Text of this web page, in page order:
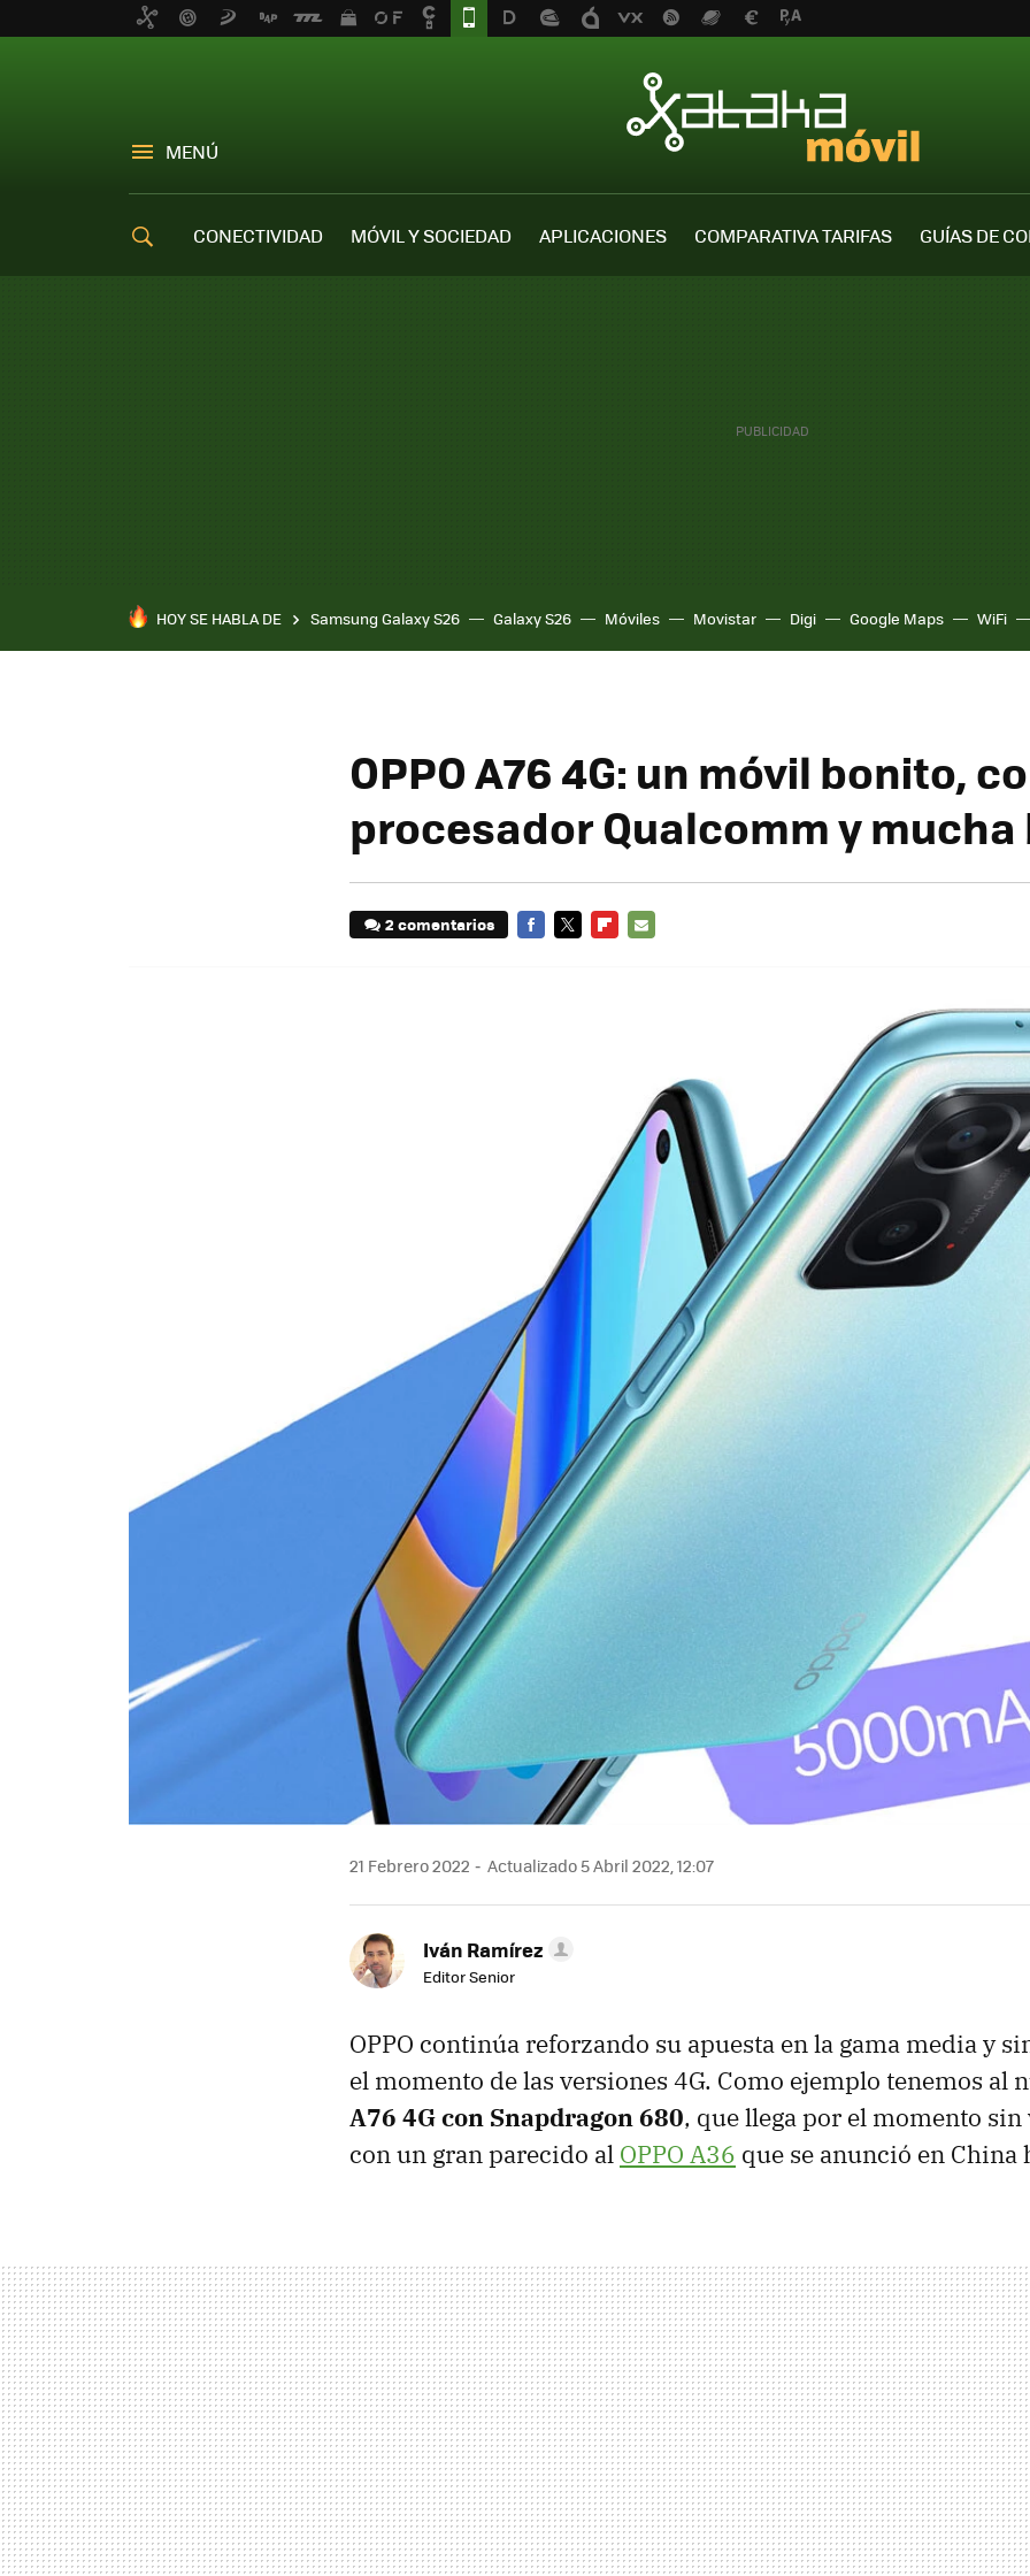
MENÚ
CONECTIVIDAD MÓVIL Y SOCIEDAD APLICACIONES COMPARATIVA TARIFAS
GUÍAS DE
HOY SE HABLA DE Samsung Galaxy S26 Galaxy S26 Móviles Movistar Digi Google Maps WiFi
OPPO A76 4G: un móvil bonito,
procesador Qualcomm y
2 comentarios
21 Febrero 2022 Actualizado 5 Abril 2022, 12:07
Iván Ramírez
Editor Senior
OPPO continúa reforzando su apuesta en la gama media y
el momento de las versiones 4G. Como ejemplo tenemos al
A76 4G con Snapdragon 680, que llega por el momento sin
con un gran parecido al OPPO A36 que se anunció en China